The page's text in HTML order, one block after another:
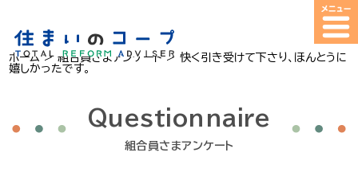
ホーム>組合員さまアンケート>快く引き受けて下さり、ほんとうに
嬉しかったです。
Questionnaire
組合員さまアンケート